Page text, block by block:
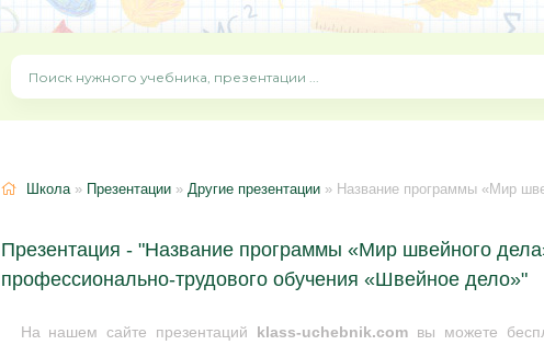
Школа» Презентации » Другие презентации » Название программы «Мир швейного дела»
Презентация - "Название программы «Мир швейного
профессионально-трудового обучения «Швейное дело»"
На нашем сайте презентаций klass-uchebnik.comвы можете